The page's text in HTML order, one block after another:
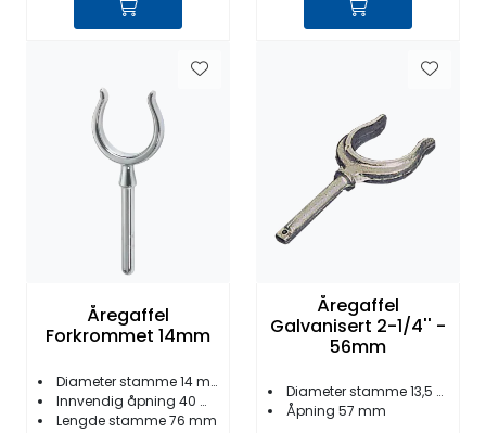
Åregaffel
Forkrommet 14mm
Diameter stamme 14 mm
Innvendig åpning 40 mm
Lengde stamme 76 mm
Åregaffel
Galvanisert 2-1/4'' -
56mm
Diameter stamme 13,5 mm
Åpning 57 mm